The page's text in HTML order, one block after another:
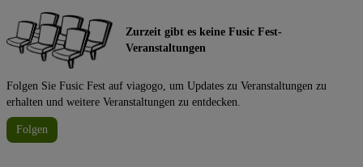
Zurzeit gibt es keine Fusic Fest-
Veranstaltungen
Folgen Sie Fusic Fest auf viagogo, um Updates zu Veranstaltungen zu
erhalten und weitere Veranstaltungen zu entdecken.
Folgen